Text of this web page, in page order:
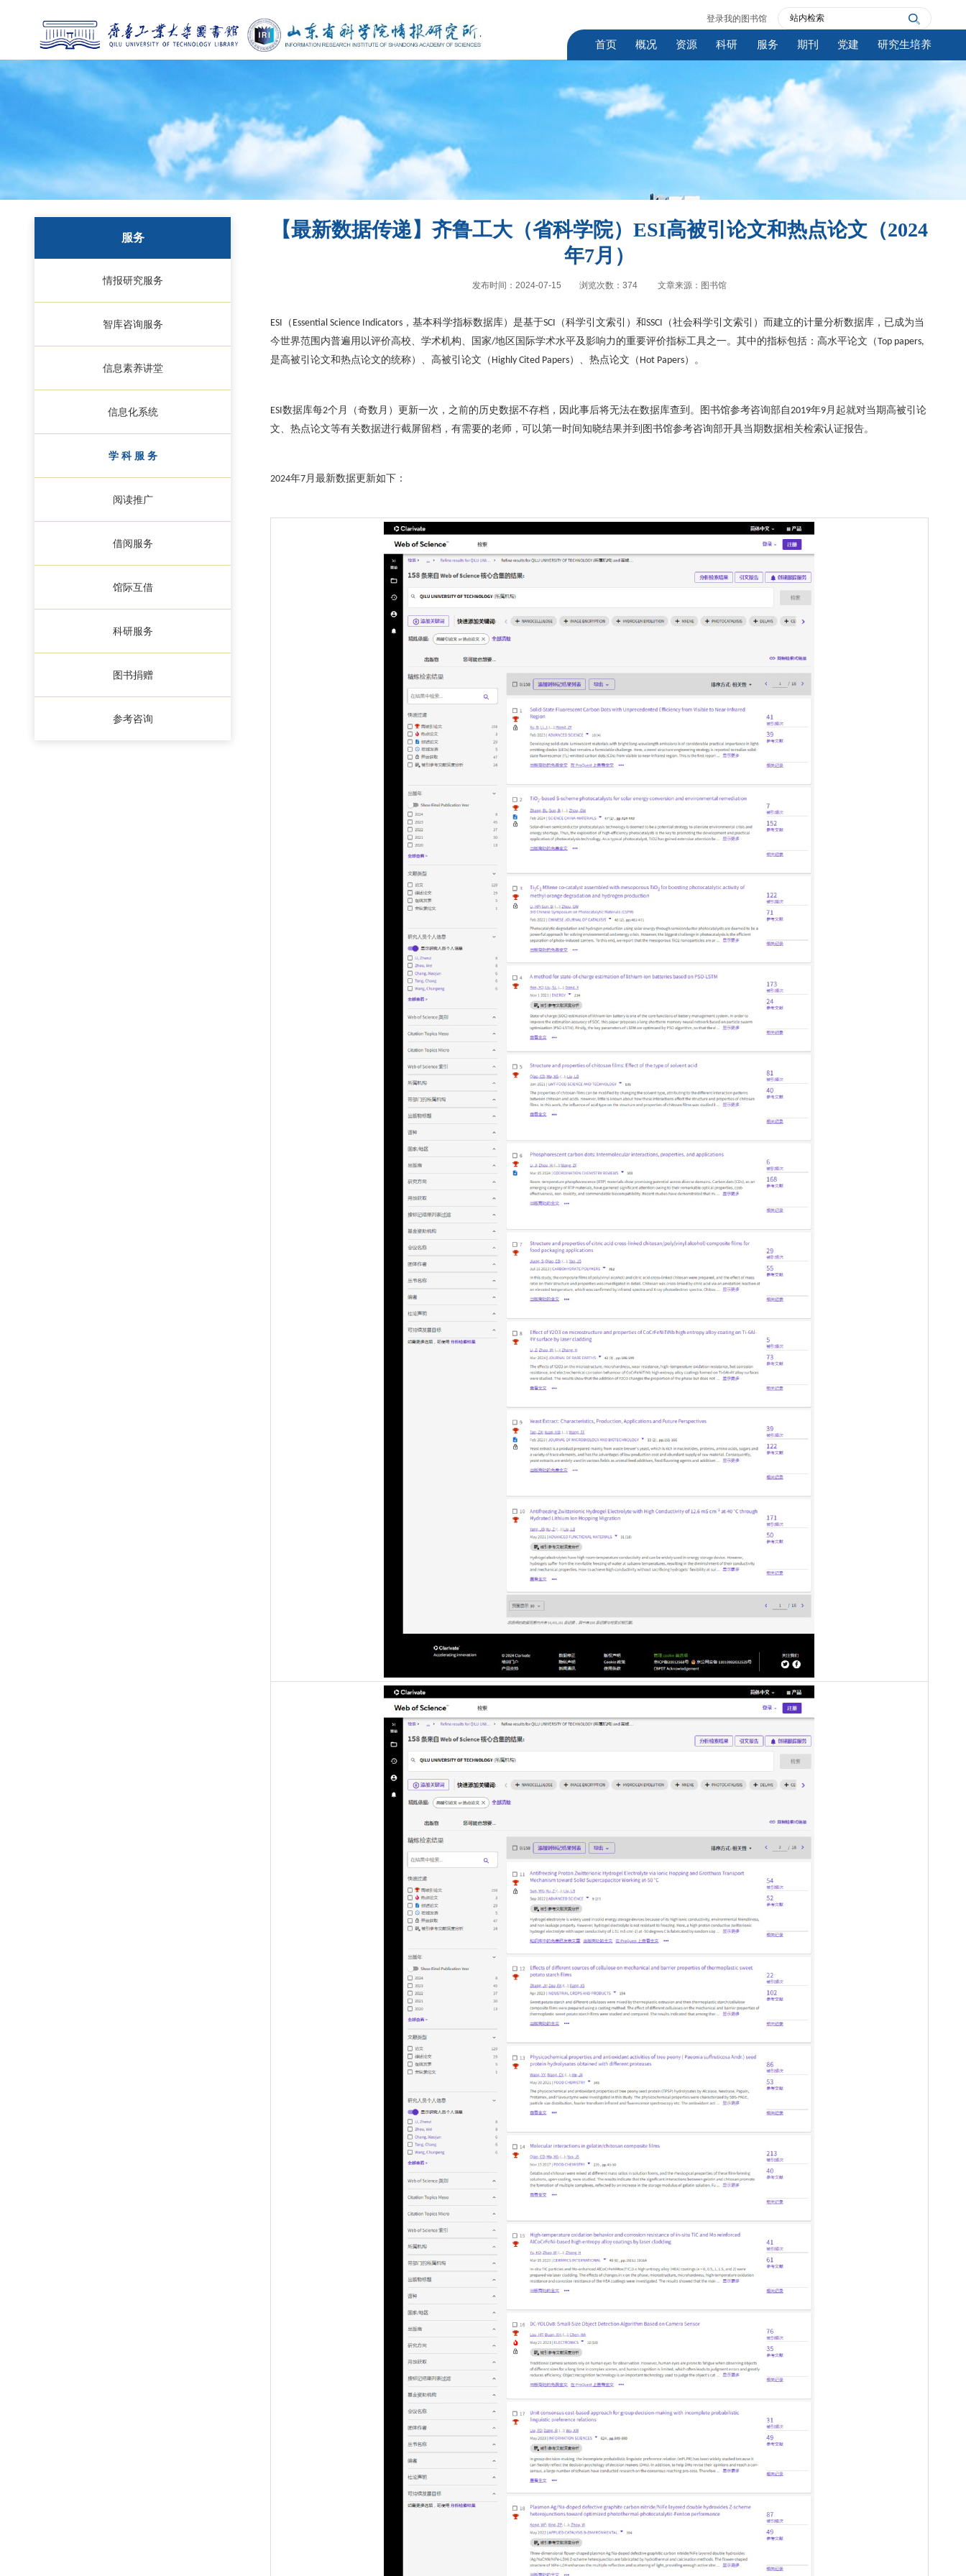
登录我的图书馆
首页 概况 资源 科研 服务 期刊 党建 研究生培养
服务
情报研究服务
智库咨询服务
信息素养讲堂
信息化系统
学 科 服 务
阅读推广
借阅服务
馆际互借
科研服务
图书捐赠
参考咨询
【最新数据传递】齐鲁工大（省科学院）ESI高被引论文和热点论文（2024
年7月）
发布时间：2024-07-15 浏览次数： 374 文章来源：图书馆
ESI （ Essential Science Indicators，基本科学指标数据库）是基于SCI （科学引文索引）和SSCI （社会科学引文索引）而建立的计量分析数据库，已成为当
今世界范围内普遍用以评价高校、学术机构、国家/地区国际学术水平及影响力的重要评价指标工具之一。其中的指标包括：高水平论文（Top papers,
是高被引论文和热点论文的统称）、高被引论文（ Highly Cited Papers）、热点论文（ Hot Papers）。
ESI数据库每2个月（奇数月）更新一次，之前的历史数据不存档，因此事后将无法在数据库查到。图书馆参考咨询部自2019年9月起就对当期高被引论
文、热点论文等有关数据进行截屏留档，有需要的老师，可以第一时间知晓结果并到图书馆参考咨询部开具当期数据相关检索认证报告。
2024年7月最新数据更新如下：